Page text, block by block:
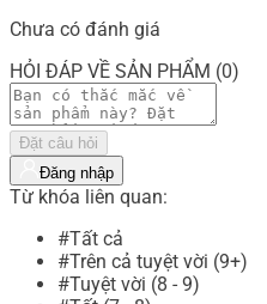
Chưa có đánh giá
HỎI ĐÁP VỀ SẢN PHẨM (0)
Đặt câu hỏi
Đăng nhập
Từ khóa liên quan:
#Tất cả
#Trên cả tuyệt vời (9+)
#Tuyệt vời (8 - 9)